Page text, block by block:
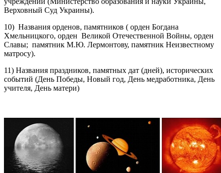
Верховный Суд Украины).
10) Названия орденов, памятников ( орден Богдана
Хмельницкого, орден Великой Отечественной Войны, орден
Славы; памятник М.Ю. Лермонтову, памятник Неизвестному
матросу).
11) Названия праздников, памятных дат (дней), исторических
событий (День Победы, Новый год, День медработника, День
учителя, День матери)